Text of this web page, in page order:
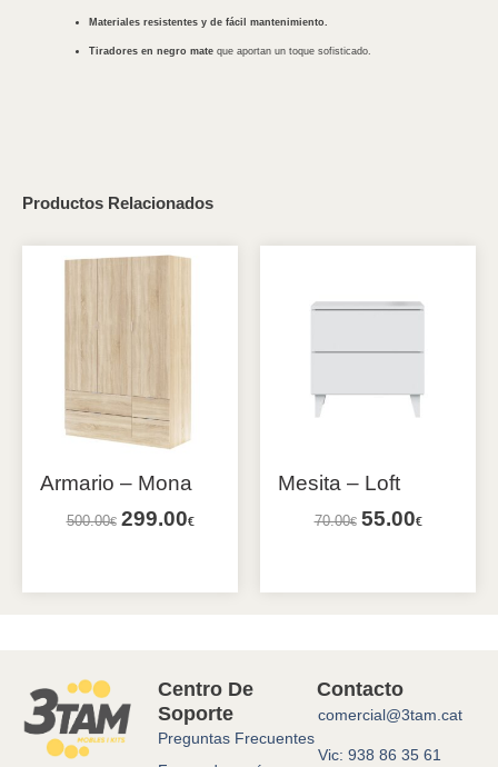
Productos Relacionados
Armario – Mona
500.00€ 299.00€
Mesita – Loft
70.00€ 55.00€
Materiales resistentes y de fácil mantenimiento.
Tiradores en negro mate que aportan un toque sofisticado.
Contacto
comercial@3tam.cat
Vic: 938 86 35 61
Centro De
Soporte
Preguntas Frecuentes